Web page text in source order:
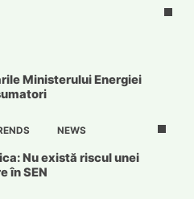
Ministerului Energiei
NEWS
Nu există riscul unei
în SEN